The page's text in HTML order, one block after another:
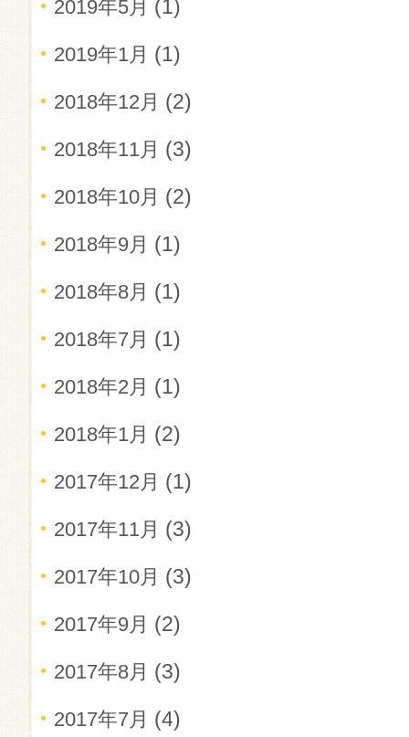
2019年5月 (1)
2019年1月 (1)
2018年12月 (2)
2018年11月 (3)
2018年10月 (2)
2018年9月 (1)
2018年8月 (1)
2018年7月 (1)
2018年2月 (1)
2018年1月 (2)
2017年12月 (1)
2017年11月 (3)
2017年10月 (3)
2017年9月 (2)
2017年8月 (3)
2017年7月 (4)